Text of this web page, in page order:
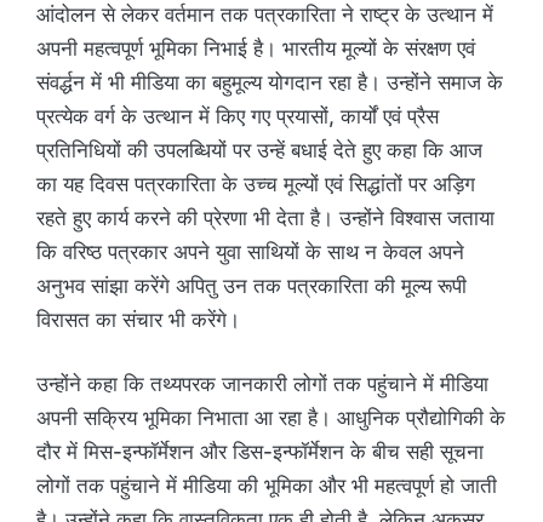
आंदोलन से लेकर वर्तमान तक पत्रकारिता ने राष्ट्र के उत्थान में
अपनी महत्वपूर्ण भूमिका निभाई है। भारतीय मूल्यों के संरक्षण एवं
संवर्द्धन में भी मीडिया का बहुमूल्य योगदान रहा है। उन्होंने समाज के
प्रत्येक वर्ग के उत्थान में किए गए प्रयासों, कार्यों एवं प्रैस
प्रतिनिधियों की उपलब्धियों पर उन्हें बधाई देते हुए कहा कि आज
का यह दिवस पत्रकारिता के उच्च मूल्यों एवं सिद्धांतों पर अड़िग
रहते हुए कार्य करने की प्रेरणा भी देता है। उन्होंने विश्वास जताया
कि वरिष्ठ पत्रकार अपने युवा साथियों के साथ न केवल अपने
अनुभव सांझा करेंगे अपितु उन तक पत्रकारिता की मूल्य रूपी
विरासत का संचार भी करेंगे।
उन्होंने कहा कि तथ्यपरक जानकारी लोगों तक पहुंचाने में मीडिया
अपनी सक्रिय भूमिका निभाता आ रहा है। आधुनिक प्रौद्योगिकी के
दौर में मिस-इन्फॉर्मेशन और डिस-इन्फॉर्मेशन के बीच सही सूचना
लोगों तक पहुंचाने में मीडिया की भूमिका और भी महत्वपूर्ण हो जाती